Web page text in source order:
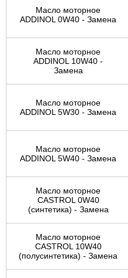
Масло моторное
ADDINOL 0W40 - Замена
Масло моторное
ADDINOL 10W40 -
Замена
Масло моторное
ADDINOL 5W30 - Замена
Масло моторное
ADDINOL 5W40 - Замена
Масло моторное
CASTROL 0W40
(синтетика) - Замена
Масло моторное
CASTROL 10W40
(полусинтетика) - Замена